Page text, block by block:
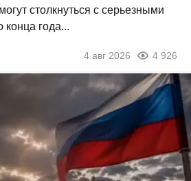
столкнуться с серьезными
года...
4 авг 2026 4 926